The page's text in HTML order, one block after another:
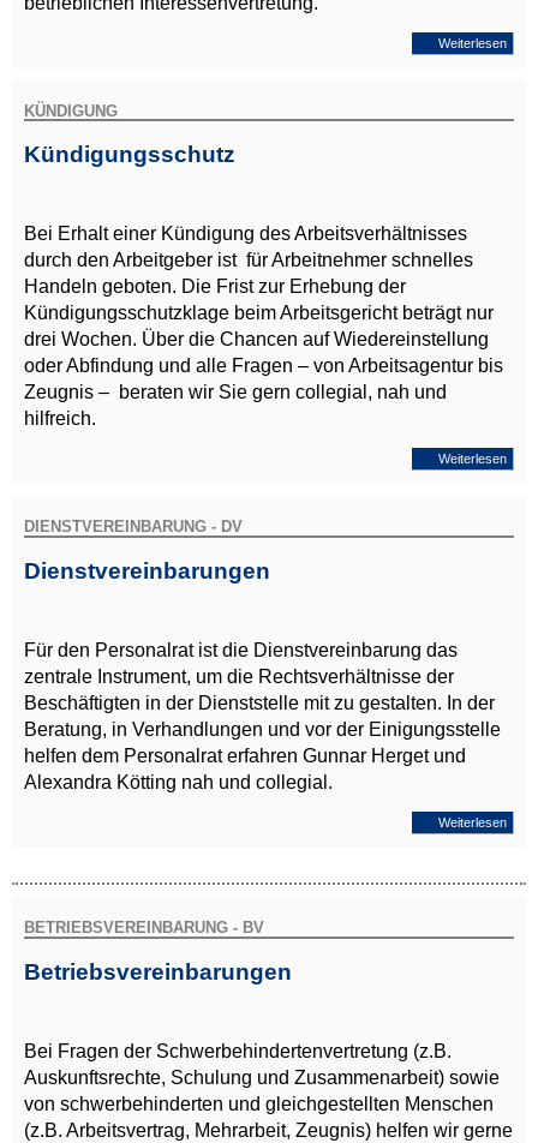
Weiterlesen
KÜNDIGUNG
Kündigungsschutz
Bei Erhalt einer Kündigung des Arbeitsverhältnisses
durch den Arbeitgeber ist für Arbeitnehmer schnelles
Handeln geboten. Die Frist zur Erhebung der
Kündigungsschutzklage beim Arbeitsgericht beträgt nur
drei Wochen. Über die Chancen auf Wiedereinstellung
oder Abfindung und alle Fragen – von Arbeitsagentur bis
Zeugnis – beraten wir Sie gern collegial, nah und
hilfreich.
Weiterlesen
DIENSTVEREINBARUNG - DV
Dienstvereinbarungen
Für den Personalrat ist die Dienstvereinbarung das
zentrale Instrument, um die Rechtsverhältnisse der
Beschäftigten in der Dienststelle mit zu gestalten. In der
Beratung, in Verhandlungen und vor der Einigungsstelle
helfen dem Personalrat erfahren Gunnar Herget und
Alexandra Kötting nah und collegial.
Weiterlesen
BETRIEBSVEREINBARUNG - BV
Betriebsvereinbarungen
Bei Fragen der Schwerbehindertenvertretung (z.B.
Auskunftsrechte, Schulung und Zusammenarbeit) sowie
von schwerbehinderten und gleichgestellten Menschen
(z.B. Arbeitsvertrag, Mehrarbeit, Zeugnis) helfen wir gerne